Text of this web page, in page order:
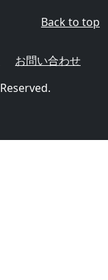
Back to top
お問い合わせ